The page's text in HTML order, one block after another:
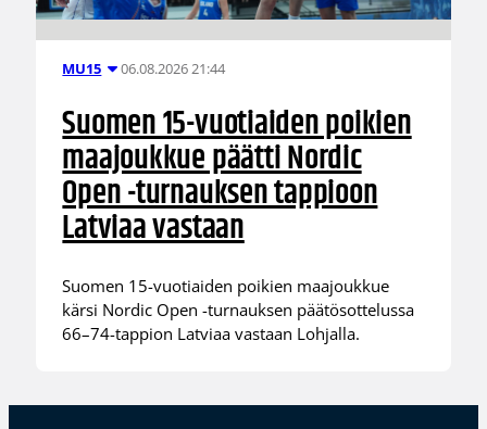
MU15 06.08.2026 21:44
Suomen 15-vuotiaiden poikien
maajoukkue päätti Nordic
Open -turnauksen tappioon
Latviaa vastaan
Suomen 15-vuotiaiden poikien maajoukkue
kärsi Nordic Open -turnauksen päätösottelussa
66–74-tappion Latviaa vastaan Lohjalla.